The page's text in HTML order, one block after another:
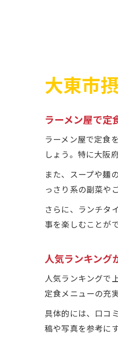
大東市
ラーメン屋で定
ラーメン屋で定食
しょう。特に大阪
また、スープや麺
っさり系の副菜や
さらに、ランチタ
事を楽しむことが
人気ランキング
人気ランキングで
定食メニューの充
具体的には、口コ
稿や写真を参考に